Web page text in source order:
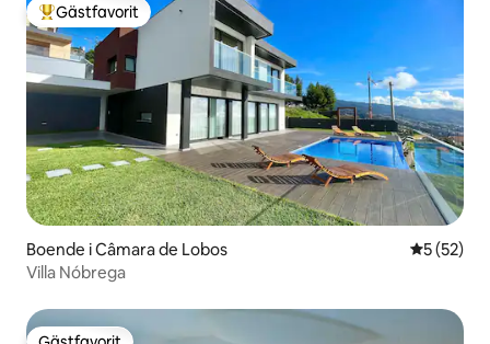
Populär gästfavorit
Gästfavorit
Boende i Câmara de Lobos 5 av 5 i
5 (52)
Villa Nóbrega